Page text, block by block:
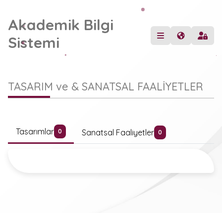
Akademik Bilgi
Sistemi
TASARIM ve & SANATSAL FAALİYETLER
Tasarımlar 0 Sanatsal Faaliyetler 0